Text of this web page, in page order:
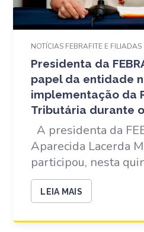
NOTÍCIAS FEBRAFITE E FILIADAS
Presidenta da
papel da entidade
implementação da
Tributária durante o
A presidenta da
Aparecida Lacerda
participou, nesta
LEIA MAIS